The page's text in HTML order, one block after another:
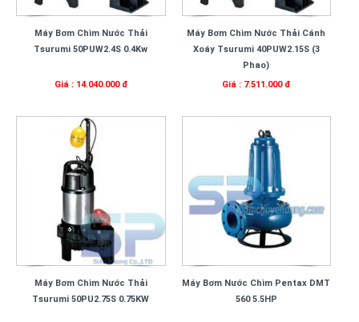
Máy Bơm Chìm Nước Thải
Tsurumi 50PUW2.4S 0.4Kw
Giá : 14.040.000 đ
Máy Bơm Chìm Nước Thải Cánh
Xoáy Tsurumi 40PUW2.15S (3
Phao)
Giá : 7.511.000 đ
Máy Bơm Chìm Nước Thải
Tsurumi 50PU2.75S 0.75KW
Máy Bơm Nước Chìm Pentax DMT
560 5.5HP